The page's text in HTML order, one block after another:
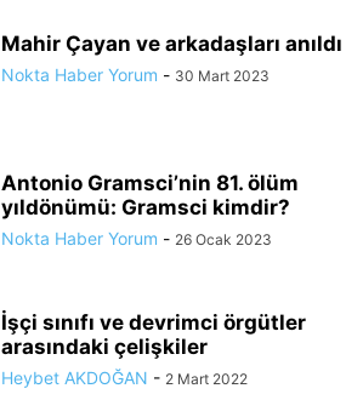
Mahir Çayan ve arkadaşları anıldı
Nokta Haber Yorum - 30 Mart 2023
Antonio Gramsci’nin 81. ölüm
yıldönümü: Gramsci kimdir?
Nokta Haber Yorum - 26 Ocak 2023
İşçi sınıfı ve devrimci örgütler
arasındaki çelişkiler
Heybet AKDOĞAN - 2 Mart 2022